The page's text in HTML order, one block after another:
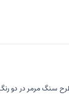
مرمر در دو رنگ